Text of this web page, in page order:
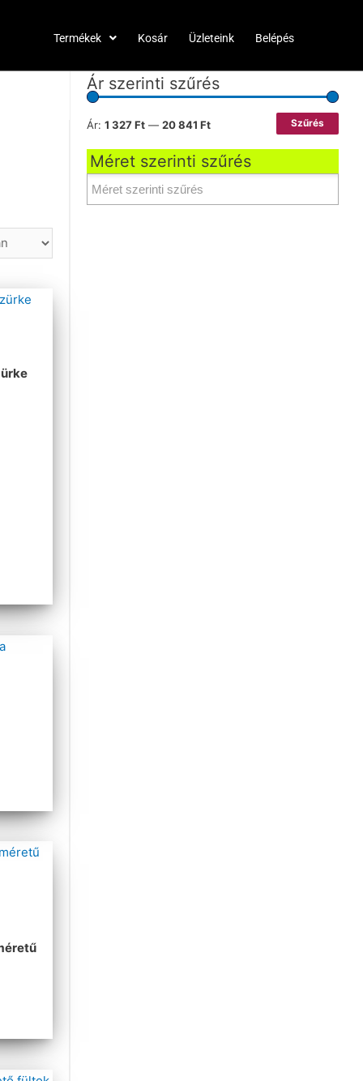
Termékek Kosár Üzleteink Belépés
Ár szerinti szűrés
Szűrés
Ár: 1 327 Ft — 20 841 Ft
Méret szerinti szűrés